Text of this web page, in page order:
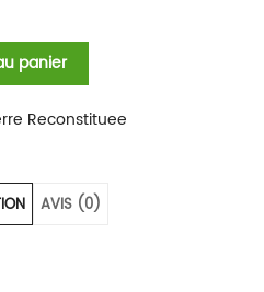
BASSIN ROND EN PIERRE
panier
Reconstituee
AVIS (0)